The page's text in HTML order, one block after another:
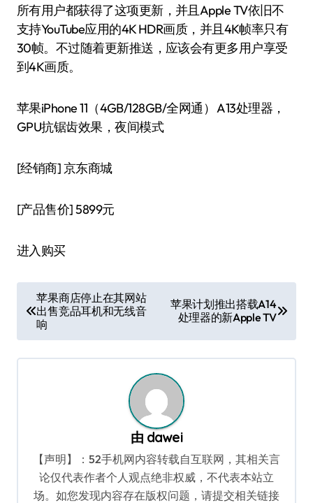
所有用户都获得了这项更新，并且Apple TV依旧不
支持YouTube应用的4K HDR画质，并且4K帧率只有
30帧。不过随着更新推送，应该会有更多用户享受
到4K画质。
苹果iPhone 11（4GB/128GB/全网通） A13处理器，
GPU抗锯齿效果，夜间模式
[经销商]京东商城
[产品售价]5899元
进入购买
章
导
航
苹果商店停止在其网站
出售竞品耳机和无线音
响
苹果计划推出搭载A14
处理器的新Apple TV
由 dawei
【声明】：52手机网内容转载自互联网，其相关言
论仅代表作者个人观点绝非权威，不代表本站立
场。如您发现内容存在版权问题，请提交相关链接